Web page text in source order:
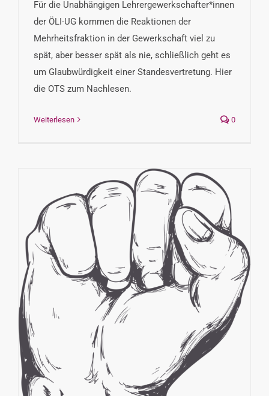
Für die Unabhängigen Lehrergewerkschafter*innen
der ÖLI-UG kommen die Reaktionen der
Mehrheitsfraktion in der Gewerkschaft viel zu
spät, aber besser spät als nie, schließlich geht es
um Glaubwürdigkeit einer Standesvertretung. Hier
die OTS zum Nachlesen.
Weiterlesen 0